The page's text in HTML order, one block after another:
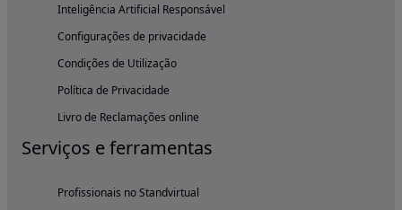
Inteligência Artificial Responsável
Configurações de privacidade
Condições de Utilização
Política de Privacidade
Livro de Reclamações online
Serviços e ferramentas
Profissionais no Standvirtual